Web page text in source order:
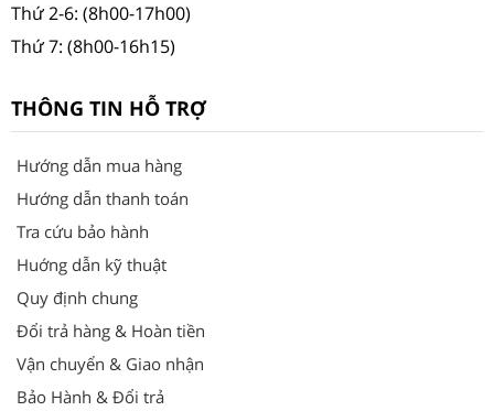
Thứ 2-6: (8h00-17h00)
Thứ 7: (8h00-16h15)
THÔNG TIN HỖ TRỢ
Hướng dẫn mua hàng
Hướng dẫn thanh toán
Tra cứu bảo hành
Huớng dẫn kỹ thuật
Quy định chung
Đổi trả hàng & Hoàn tiền
Vận chuyển & Giao nhận
Bảo Hành & Đổi trả